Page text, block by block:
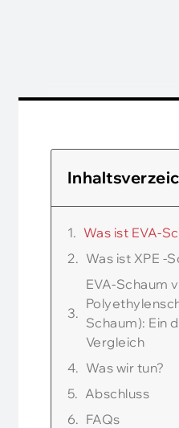
Was ist EVA-
Was ist XPE -
EVA-Schaum
Schaum): Ein
Vergleich
Was wir tun?
Abschluss
FAQs